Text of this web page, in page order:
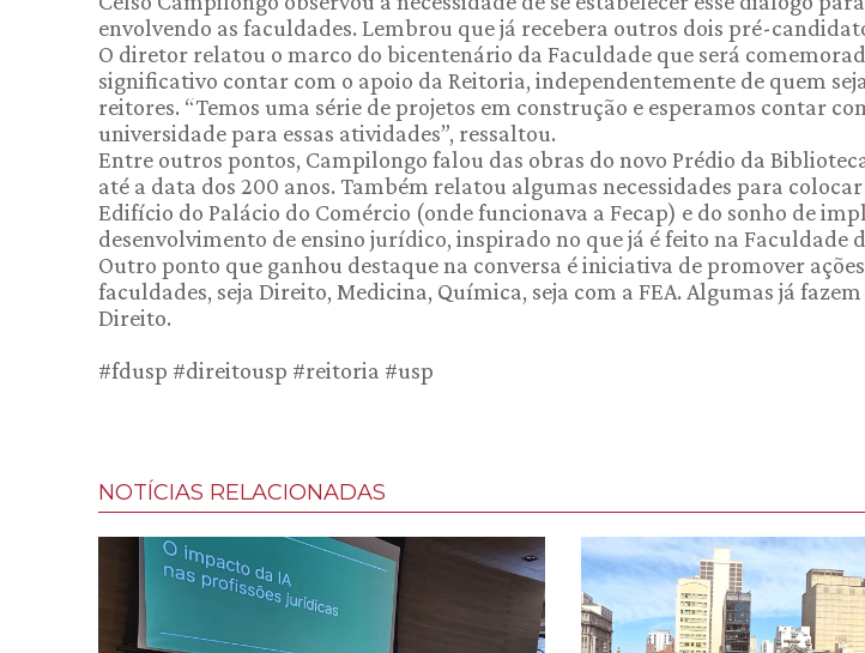
envolvendo as faculdades. Lembrou que já recebera outros dois pré-
O diretor relatou o marco do bicentenário da Faculdade que será
significativo contar com o apoio da Reitoria, independentemente de quem
reitores. “Temos uma série de projetos em construção e esperamos contar
universidade para essas atividades”, ressaltou.
Entre outros pontos, Campilongo falou das obras do novo Prédio da
até a data dos 200 anos. Também relatou algumas necessidades para
Edifício do Palácio do Comércio (onde funcionava a Fecap) e do sonho de
desenvolvimento de ensino jurídico, inspirado no que já é feito na Faculdade
Outro ponto que ganhou destaque na conversa é iniciativa de promover
faculdades, seja Direito, Medicina, Química, seja com a FEA. Algumas já
Direito.
#fdusp #direitousp #reitoria #usp
NOTÍCIAS RELACIONADAS